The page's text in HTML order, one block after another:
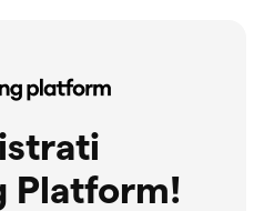
Platform!